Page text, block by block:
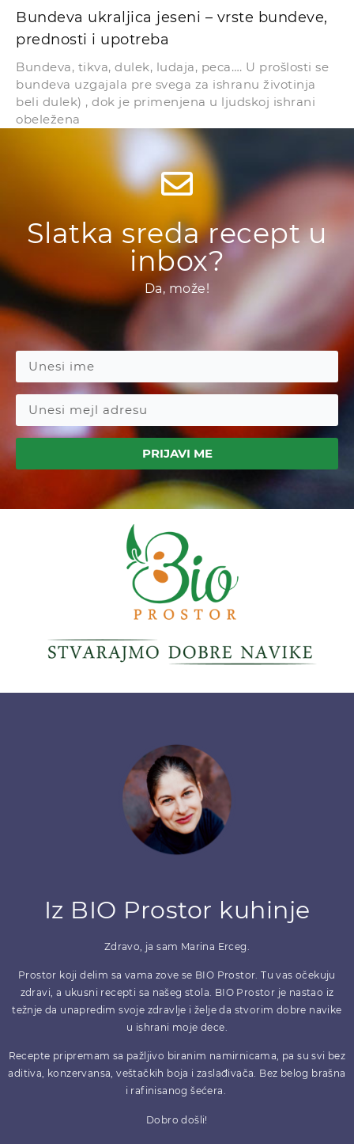
Bundeva ukraljica jeseni – vrste bundeve,
prednosti i upotreba
Bundeva, tikva, dulek, ludaja, peca…. U prošlosti se
bundeva uzgajala pre svega za ishranu životinja
beli dulek) , dok je primenjena u ljudskoj ishrani
obeležena
Slatka sreda recept u
inbox?
Da, može!
PRIJAVI ME
Iz BIO Prostor kuhinje
Zdravo, ja sam Marina Erceg.
Prostor koji delim sa vama zove se BIO Prostor. Tu vas očekuju
zdravi, a ukusni recepti sa našeg stola. BIO Prostor je nastao iz
težnje da unapredim svoje zdravlje i želje da stvorim dobre navike
u ishrani moje dece.
Recepte pripremam sa pažljivo biranim namirnicama, pa su svi bez
aditiva, konzervansa, veštačkih boja i zaslađivača. Bez belog brašna
i rafinisanog šećera.
Dobro došli!